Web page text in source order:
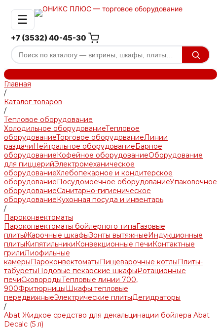
☰
+7 (3532) 40-45-30
Главная
/
Каталог товаров
/
Тепловое оборудование
Холодильное оборудованиеТепловое
оборудованиеТорговое оборудованиеЛинии
раздачиНейтральное оборудованиеБарное
оборудованиеКофейное оборудованиеОборудование
для пиццерийЭлектромеханическое
оборудованиеХлебопекарное и кондитерское
оборудованиеПосудомоечное оборудованиеУпаковочное
оборудованиеСанитарно-гигиеническое
оборудованиеКухонная посуда и инвентарь
/
Пароконвектоматы
Пароконвектоматы бойлерного типаГазовые
плитыЖарочные шкафыЗонты вытяжныеИндукционные
плитыКипятильникиКонвекционные печиКонтактные
грилиЛиофильные
камерыПароконвектоматыПищеварочные котлыПлиты-
табуретыПодовые пекарские шкафыРотационные
печиСковородыТепловые линии 700,
900ФритюрницыШкафы тепловые
передвижныеЭлектрические плитыДегидраторы
/
Abat Жидкое средство для декальцинации бойлера Abat
Decalc (5 л)